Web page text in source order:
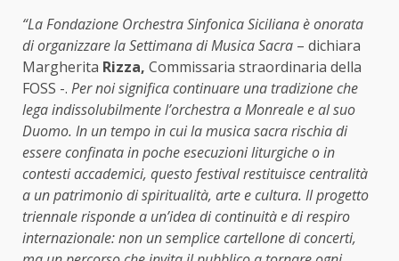
“La Fondazione Orchestra Sinfonica Siciliana è onorata
di organizzare la Settimana di Musica Sacra – dichiara
Margherita Rizza, Commissaria straordinaria della
FOSS -. Per noi significa continuare una tradizione che
lega indissolubilmente l’orchestra a Monreale e al suo
Duomo. In un tempo in cui la musica sacra rischia di
essere confinata in poche esecuzioni liturgiche o in
contesti accademici, questo festival restituisce centralità
a un patrimonio di spiritualità, arte e cultura. Il progetto
triennale risponde a un’idea di continuità e di respiro
internazionale: non un semplice cartellone di concerti,